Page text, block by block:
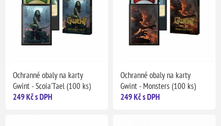
Ochranné obaly na karty
Gwint - Scoia'Tael (100 ks)
249 Kč s DPH
Ochranné obaly na karty
Gwint - Monsters (100 ks)
249 Kč s DPH